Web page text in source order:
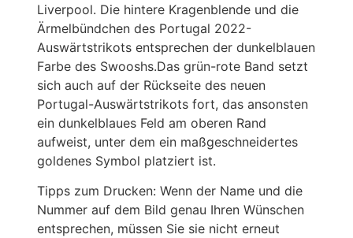
Liverpool. Die hintere Kragenblende und die
Ärmelbündchen des Portugal 2022-
Auswärtstrikots entsprechen der dunkelblauen
Farbe des Swooshs.Das grün-rote Band setzt
sich auch auf der Rückseite des neuen
Portugal-Auswärtstrikots fort, das ansonsten
ein dunkelblaues Feld am oberen Rand
aufweist, unter dem ein maßgeschneidertes
goldenes Symbol platziert ist.
Tipps zum Drucken: Wenn der Name und die
Nummer auf dem Bild genau Ihren Wünschen
entsprechen, müssen Sie sie nicht erneut